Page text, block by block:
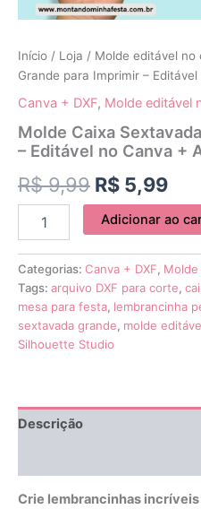
Início / Loja / Molde editável no
Grande para Imprimir –
Canva + DXF, Molde editável
Molde Caixa
– Editável no Canva +
R$9,99 R$ 5,99
Arquivo
quantidade
Adicionar ao
Categorias: Canva + DXF,
Tags: arquivo DXF para corte,
mesa para festa, lembrancinha
sextavada grande, molde
Silhouette Studio
Descrição
Crie lembrancinhas